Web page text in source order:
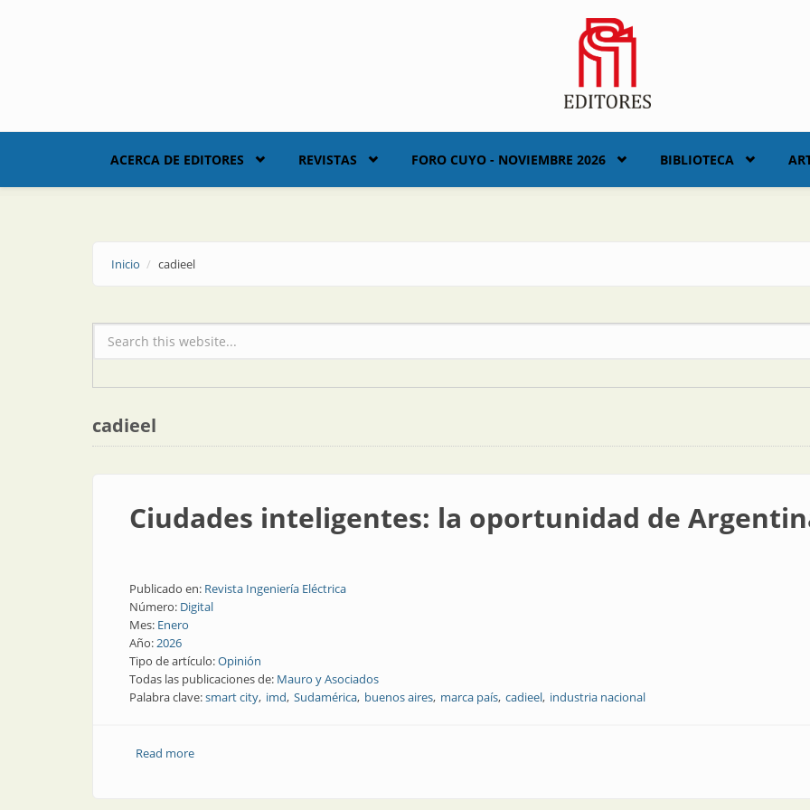
ACERCA DE EDITORES REVISTAS FORO CUYO - NOVIEMBRE 2026 BIBLIOTECA
Inicio cadieel
Formulario de búsqueda
cadieel
Ciudades inteligentes: la oportunidad de
Publicado en: Revista Ingeniería Eléctrica
Número: Digital
Mes: Enero
Año:2026
Tipo de artículo:Opinión
Todas las publicaciones de: Mauro y Asociados
Palabra clave:smart city imd Sudamérica buenos aires marca país cadieel industria nacional
Read moreabout Ciudades inteligentes: la oportunidad de Argentina